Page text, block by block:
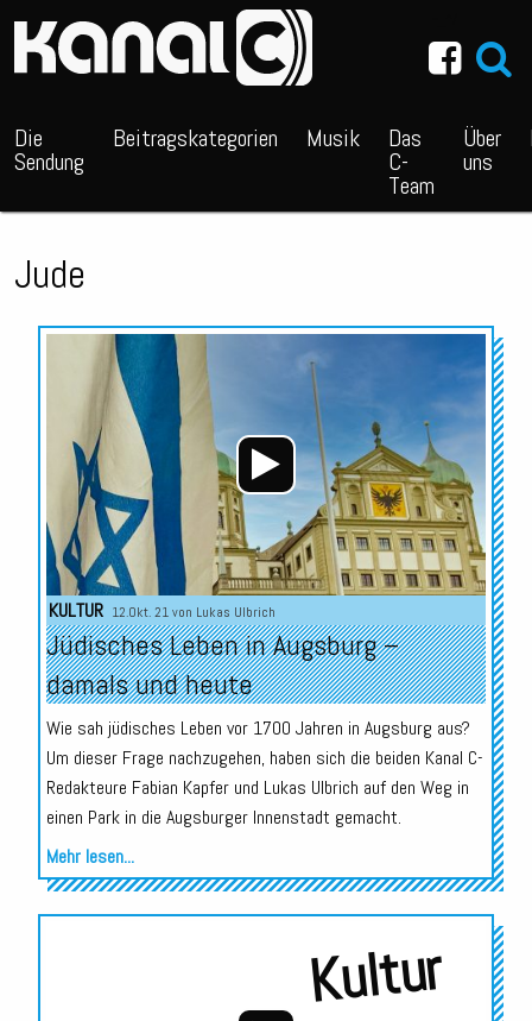
Die
Sendung
Beitragskategorien Musik Das
C-
Team
Über
uns
Jude
Audio-
Player
KULTUR 12.Okt. 21 von Lukas Ulbrich
Jüdisches Leben in Augsburg –
damals und heute
Wie sah jüdisches Leben vor 1700 Jahren in Augsburg aus?
Um dieser Frage nachzugehen, haben sich die beiden Kanal C-
Redakteure Fabian Kapfer und Lukas Ulbrich auf den Weg in
einen Park in die Augsburger Innenstadt gemacht.
Mehr lesen...
Kultur